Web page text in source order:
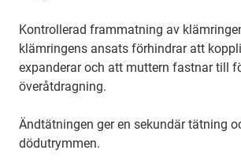
Kontrollerad frammatning av
klämringens ansats förhindrar att
expanderar och att muttern fastnar till
överåtdragning.
Ändtätningen ger en sekundär tätning
dödutrymmen.